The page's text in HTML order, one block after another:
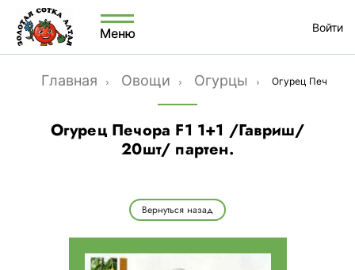
Меню Войти
Главная Овощи Огурцы Огурец Печора
Огурец Печора F1 1+1 /Гавриш/
20шт/ партен.
Вернуться назад